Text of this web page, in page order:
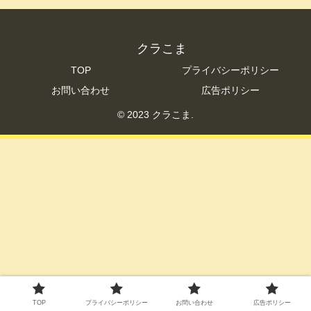
クラこま
TOP
プライバシーポリシー
お問い合わせ
広告ポリシー
© 2023 クラこま.
TOP プライバシーポリシー お問い合わせ 広告ポリシー